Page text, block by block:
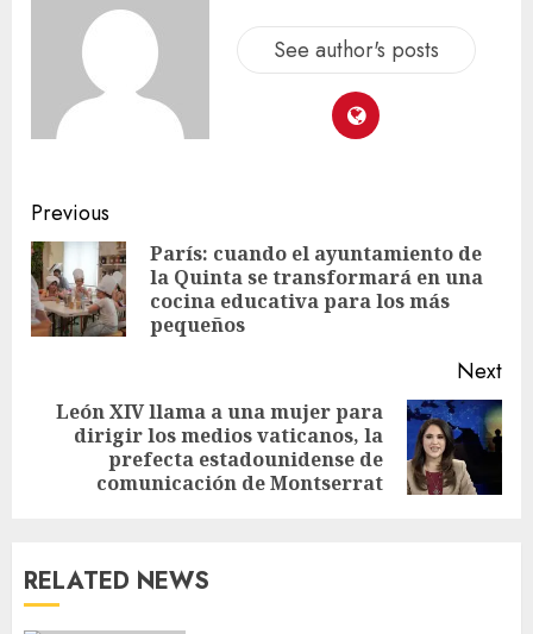
See author's posts
Previous
París: cuando el ayuntamiento de
la Quinta se transformará en una
cocina educativa para los más
pequeños
Next
León XIV llama a una mujer para
dirigir los medios vaticanos, la
prefecta estadounidense de
comunicación de Montserrat
RELATED NEWS